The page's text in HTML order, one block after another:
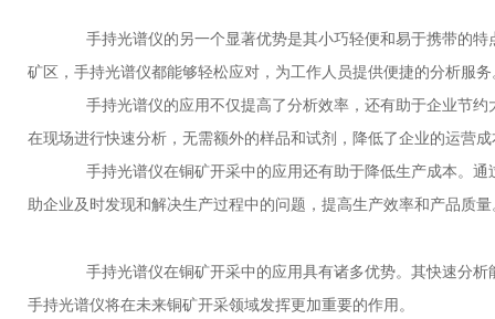
手持光谱仪的另一个显著优势是其小巧轻便和易于携带的特
矿区，手持光谱仪都能够轻松应对，为工作人员提供便捷的分析服务
手持光谱仪的应用不仅提高了分析效率，还有助于企业节约
在现场进行快速分析，无需额外的样品和试剂，降低了企业的运营
手持光谱仪在铜矿开采中的应用还有助于降低生产成本。通
助企业及时发现和解决生产过程中的问题，提高生产效率和产品质
手持光谱仪在铜矿开采中的应用具有诸多优势。其快速分析
手持光谱仪将在未来铜矿开采领域发挥更加重要的作用。